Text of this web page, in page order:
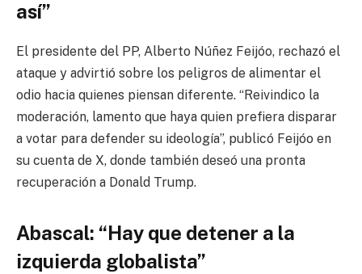
así”
El presidente del PP, Alberto Núñez Feijóo, rechazó el
ataque y advirtió sobre los peligros de alimentar el
odio hacia quienes piensan diferente. “Reivindico la
moderación, lamento que haya quien prefiera disparar
a votar para defender su ideología”, publicó Feijóo en
su cuenta de X, donde también deseó una pronta
recuperación a Donald Trump.
Abascal: “Hay que detener a la
izquierda globalista”